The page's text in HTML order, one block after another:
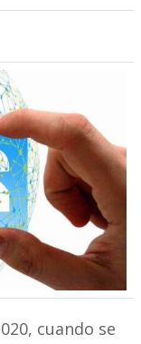
cuando se